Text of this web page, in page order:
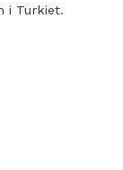
i Turkiet.